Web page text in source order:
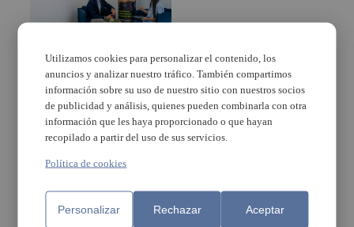
La Asociación
Empresarial de Picanya
(AEPI) lanza una
campaña de
digitalización
Utilizamos cookies para personalizar el contenido, los
anuncios y analizar nuestro tráfico. También compartimos
información sobre su uso de nuestro sitio con nuestros socios
de publicidad y análisis, quienes pueden combinarla con otra
información que les haya proporcionado o que hayan
recopilado a partir del uso de sus servicios.
Política de cookies
Personalizar Rechazar Aceptar